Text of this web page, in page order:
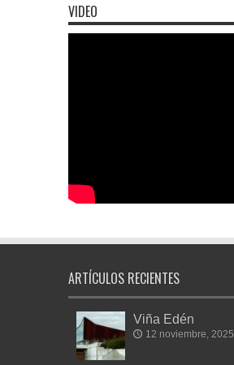
VIDEO
ARTÍCULOS RECIENTES
Viña Edén
12 noviembre, 2025